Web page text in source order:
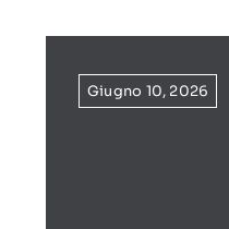
Giugno 10, 2026